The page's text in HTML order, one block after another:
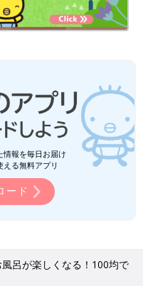
情報を毎日お届け
る無料アプリ
ード
風呂が楽しくなる！100均で